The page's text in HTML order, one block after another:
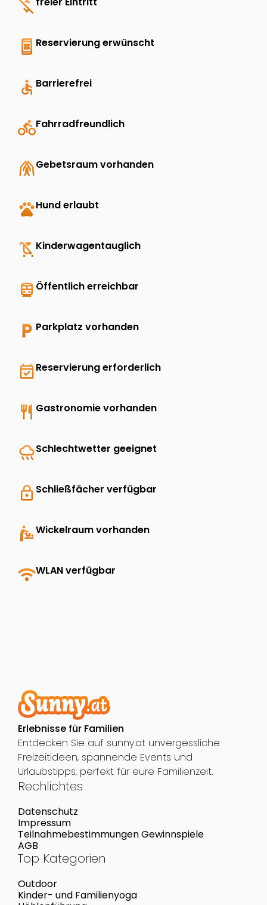
money_off
book_online Reservierung erwünscht
accessible Barrierefrei
directions_bikeFahrradfreundlich
folded_handsGebetsraum vorhanden
petsHund erlaubt
child_friendly Kinderwagentauglich
directions_transit Öffentlich erreichbar
local_parking Parkplatz vorhanden
event_availableReservierung erforderlich
restaurant Gastronomie vorhanden
rainySchlechtwetter geeignet
lock Schließfächer verfügbar
baby_changing_stationWickelraum vorhanden
wifiWLAN verfügbar
Erlebnisse für Familien
Entdecken Sie auf sunny.at unvergessliche
Freizeitideen, spannende Events und
Urlaubstipps, perfekt für eure Familienzeit.
Rechlichtes
Datenschutz
Impressum
Teilnahmebestimmungen Gewinnspiele
AGB
Top Kategorien
Outdoor
Kinder- und Familienyoga